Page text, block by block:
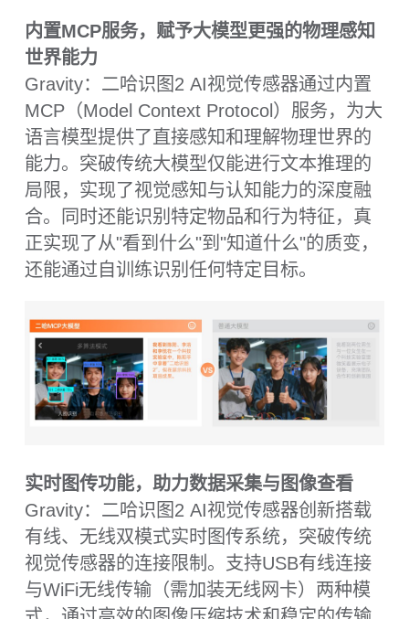
可替换摄像头模组，覆盖多样应用场景需求
Gravity：二哈识图2 AI视觉传感器采用创新
的可替换摄像头模组设计，通过灵活的镜头
配置方案，实现从宏观到微观的全尺度视觉
覆盖。并通过USB连接实时传输至电脑端进
行分析处理。这种模块化设计使单一设备即
可满足宏观物体识别、微观观测、远距离监
控等多维度视觉需求。
兼容各种控制器
平台的即插即用式连接。可无缝兼容行空板
Arduino、micro:bit 、掌控板
、
树莓派等各类开发平台，通过统一的接口规
范打破硬件生态壁垒，为用户提供最大程度
的连接灵活性。